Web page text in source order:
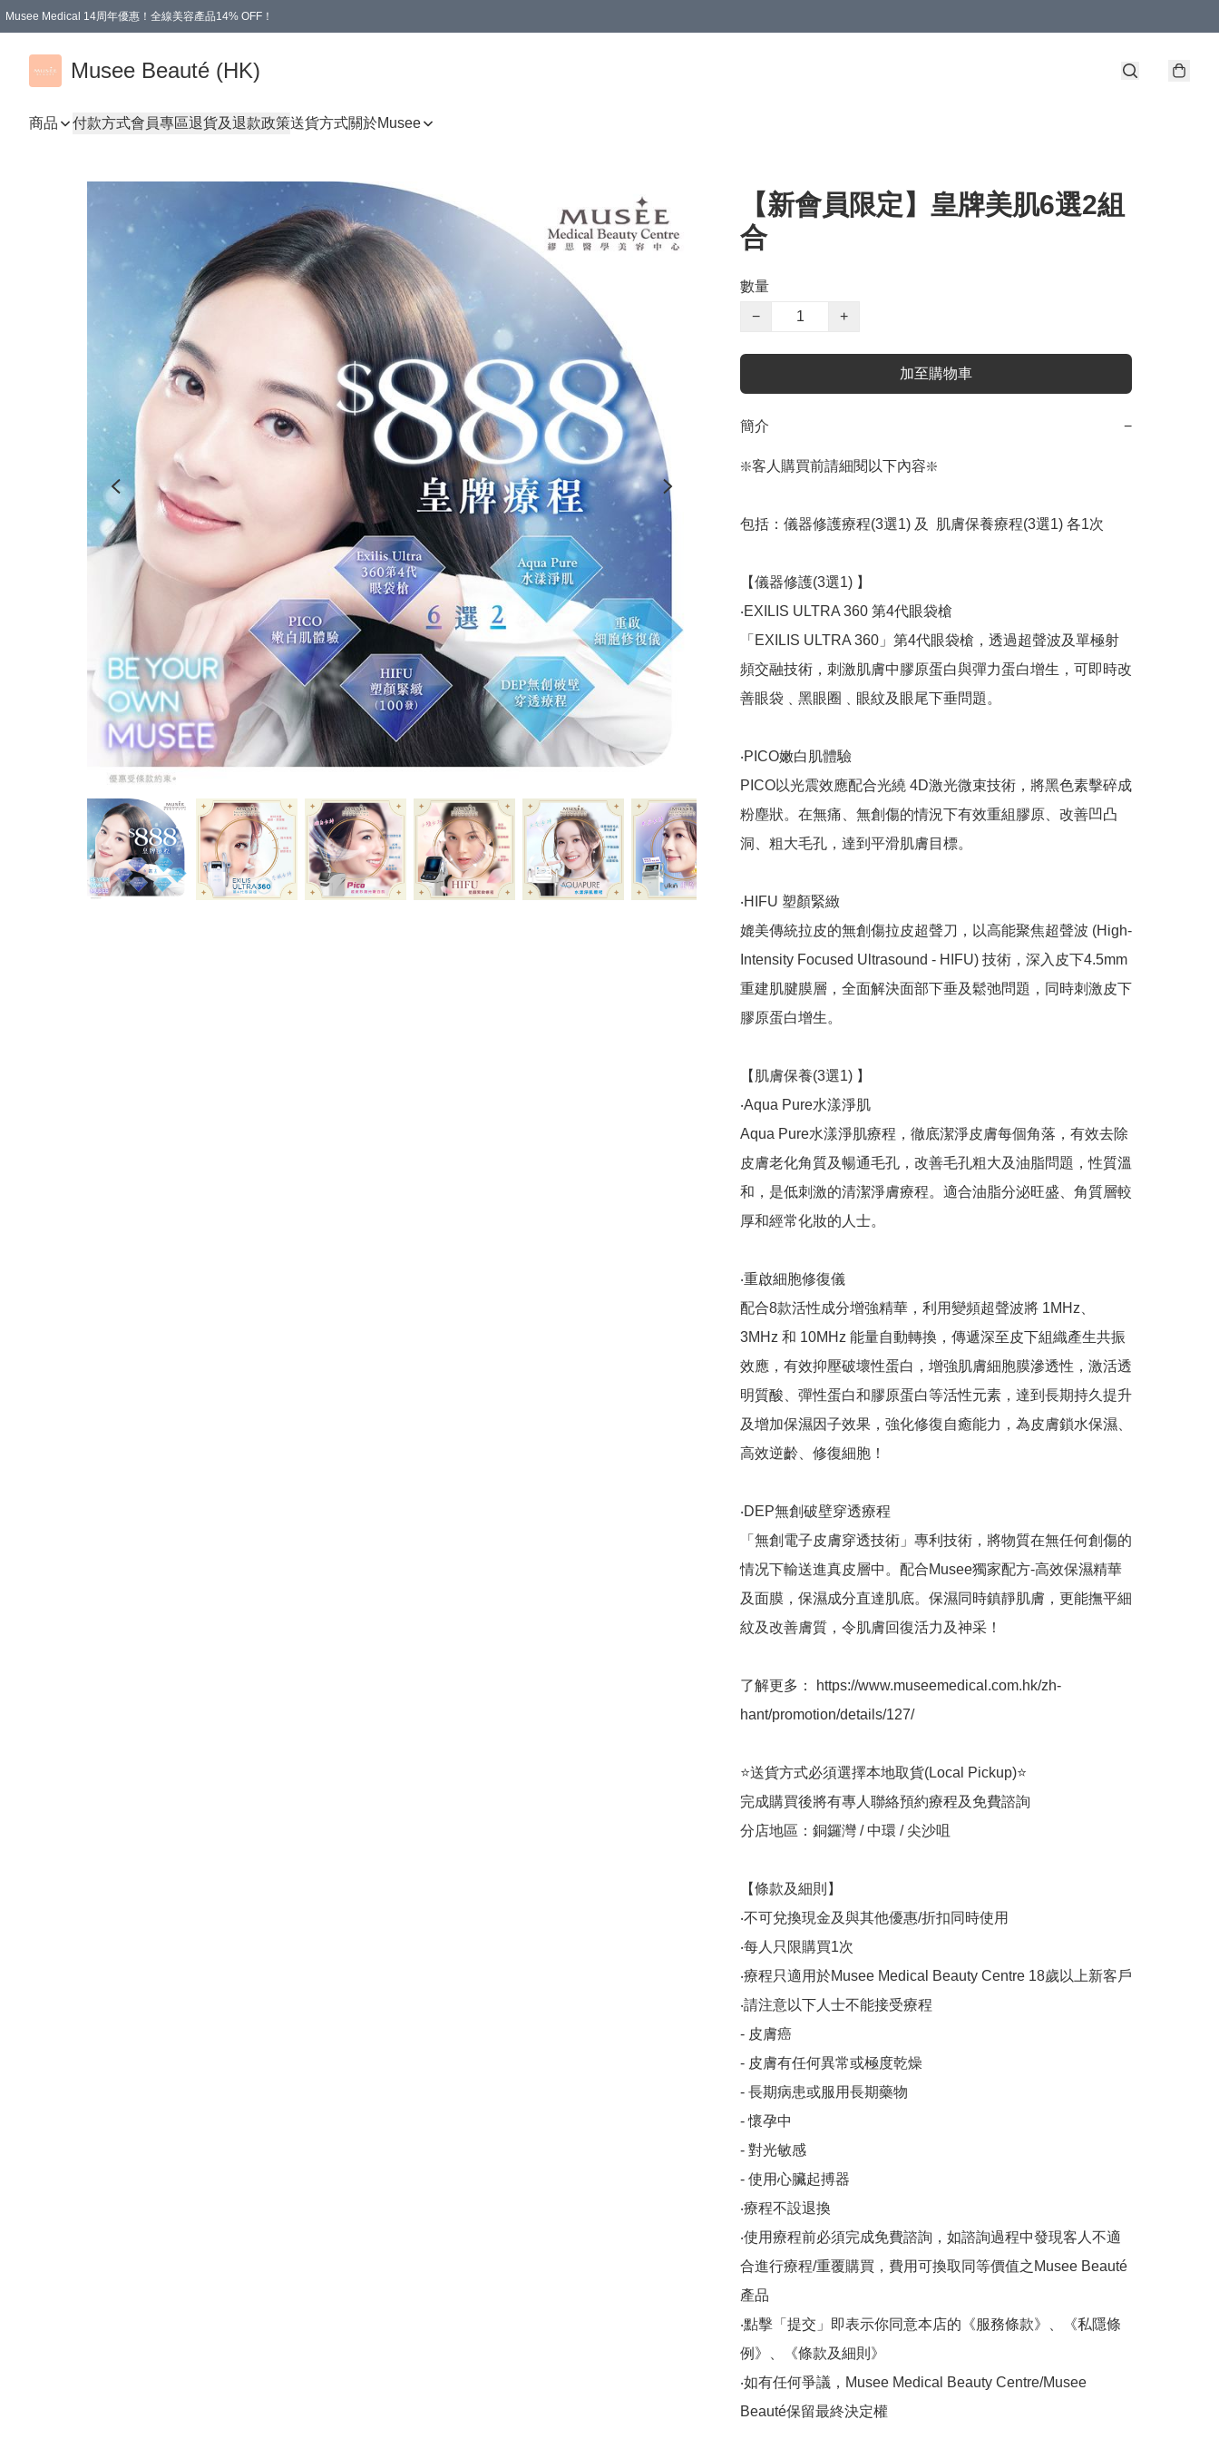
Musee Medical 14周年優惠！全線美容產品14% OFF！
Musee Beauté (HK)
商品 付款方式會員專區退貨及退款政策送貨方式關於Musee
【新會員限定】皇牌美肌6選2組
合
數量
−
+
加至購物車
簡介 −
❇️客人購買前請細閱以下內容❇️
包括：儀器修護療程(3選1) 及  肌膚保養療程(3選1) 各1次
【儀器修護(3選1) 】
‧EXILIS ULTRA 360 第4代眼袋槍
「EXILIS ULTRA 360」第4代眼袋槍，透過超聲波及單極射
頻交融技術，刺激肌膚中膠原蛋白與彈力蛋白增生，可即時改
善眼袋﹑黑眼圈﹑眼紋及眼尾下垂問題。
‧PICO嫩白肌體驗
PICO以光震效應配合光繞 4D激光微束技術，將黑色素擊碎成
粉塵狀。在無痛、無創傷的情況下有效重組膠原、改善凹凸
洞、粗大毛孔，達到平滑肌膚目標。
‧HIFU 塑顏緊緻
媲美傳統拉皮的無創傷拉皮超聲刀，以高能聚焦超聲波 (High-
Intensity Focused Ultrasound - HIFU) 技術，深入皮下4.5mm
重建肌腱膜層，全面解決面部下垂及鬆弛問題，同時刺激皮下
膠原蛋白增生。
【肌膚保養(3選1) 】
‧Aqua Pure水漾淨肌
Aqua Pure水漾淨肌療程，徹底潔淨皮膚每個角落，有效去除
皮膚老化角質及暢通毛孔，改善毛孔粗大及油脂問題，性質溫
和，是低刺激的清潔淨膚療程。適合油脂分泌旺盛、角質層較
厚和經常化妝的人士。
‧重啟細胞修復儀
配合8款活性成分增強精華，利用變頻超聲波將 1MHz、
3MHz 和 10MHz 能量自動轉換，傳遞深至皮下組織產生共振
效應，有效抑壓破壞性蛋白，增強肌膚細胞膜滲透性，激活透
明質酸、彈性蛋白和膠原蛋白等活性元素，達到長期持久提升
及增加保濕因子效果，強化修復自癒能力，為皮膚鎖水保濕、
高效逆齡、修復細胞！
‧DEP無創破壁穿透療程
「無創電子皮膚穿透技術」專利技術，將物質在無任何創傷的
情况下輸送進真皮層中。配合Musee獨家配方-高效保濕精華
及面膜，保濕成分直達肌底。保濕同時鎮靜肌膚，更能撫平細
紋及改善膚質，令肌膚回復活力及神采！
了解更多： https://www.museemedical.com.hk/zh-
hant/promotion/details/127/
⭐送貨方式必須選擇本地取貨(Local Pickup)⭐
完成購買後將有專人聯絡預約療程及免費諮詢
分店地區：銅鑼灣 / 中環 / 尖沙咀
【條款及細則】
‧不可兌換現金及與其他優惠/折扣同時使用
‧每人只限購買1次
‧療程只適用於Musee Medical Beauty Centre 18歲以上新客戶
‧請注意以下人士不能接受療程
- 皮膚癌
- 皮膚有任何異常或極度乾燥
- 長期病患或服用長期藥物
- 懷孕中
- 對光敏感
- 使用心臟起搏器
‧療程不設退換
‧使用療程前必須完成免費諮詢，如諮詢過程中發現客人不適
合進行療程/重覆購買，費用可換取同等價值之Musee Beauté
產品
‧點擊「提交」即表示你同意本店的《服務條款》、《私隱條
例》、《條款及細則》
‧如有任何爭議，Musee Medical Beauty Centre/Musee
Beauté保留最終決定權